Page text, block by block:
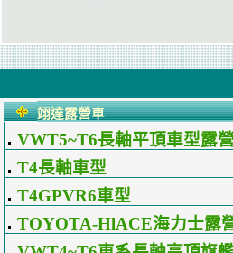
翊達露營車
VWT5~T6長軸平頂車型露
配置
T4長軸車型
T4GPVR6車型
TOYOTA-HlACE海力士露
改裝配置